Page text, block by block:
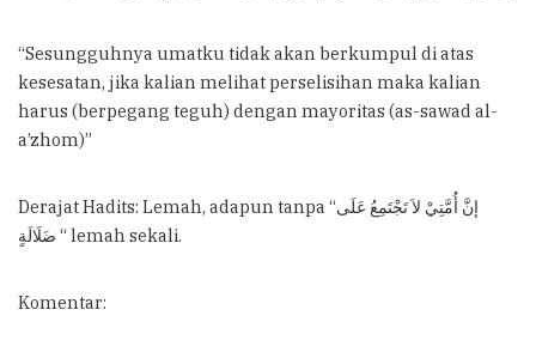
“Sesungguhnya umatku tidak akan berkumpul di atas
kesesatan, jika kalian melihat perselisihan maka kalian
harus (berpegang teguh) dengan mayoritas (as-sawad al-
a’zhom)”
Derajat Hadits: Lemah, adapun tanpa “إنَّ أُمَّتِيْ لاَ تَجْتَمِعُ عَلَى
ضَلَالَةٍ “ lemah sekali.
Komentar: